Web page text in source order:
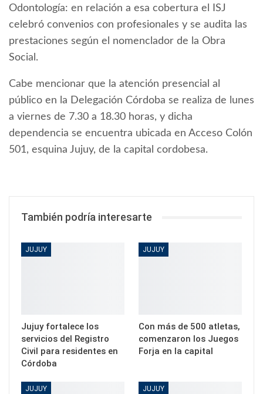
Odontología: en relación a esa cobertura el ISJ
celebró convenios con profesionales y se audita las
prestaciones según el nomenclador de la Obra
Social.
Cabe mencionar que la atención presencial al
público en la Delegación Córdoba se realiza de lunes
a viernes de 7.30 a 18.30 horas, y dicha
dependencia se encuentra ubicada en Acceso Colón
501, esquina Jujuy, de la capital cordobesa.
También podría interesarte
JUJUY
Jujuy fortalece los
servicios del Registro
Civil para residentes en
Córdoba
JUJUY
Con más de 500 atletas,
comenzaron los Juegos
Forja en la capital
JUJUY JUJUY